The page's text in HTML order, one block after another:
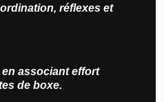
réflexes et
associant effort
de boxe.